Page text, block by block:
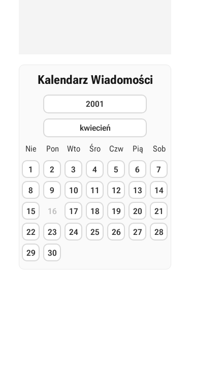
Kalendarz Wiadomości
2001
kwiecień
Nie Pon Wto Śro Czw Pią Sob
1 2 3 4 5 6 7
8 9 10 11 12 13 14
15 16 17 18 19 20 21
22 23 24 25 26 27 28
29 30